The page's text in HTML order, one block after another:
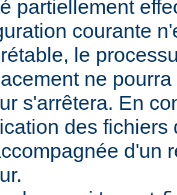
partiellement
courante
le
ne
s'arrêtera. En
des fichiers
d'un